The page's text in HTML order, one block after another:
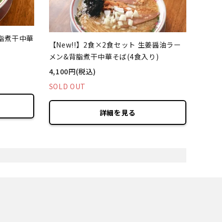
煮干中華
【New!!】2食×2食セット 生姜醤油ラー
メン&背脂煮干中華そば(4食入り)
4,100円(税込)
SOLD OUT
詳細を見る